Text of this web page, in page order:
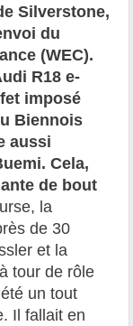
Silverstone,
du
(WEC).
R18 e-
imposé
Biennois
aussi
Cela,
de bout
la
de 30
et la
tour de rôle
un tout
Il fallait en